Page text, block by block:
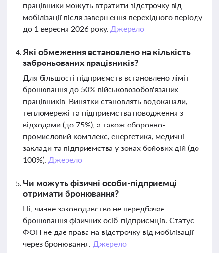
працівники можуть втратити відстрочку від
мобілізації після завершення перехідного періоду
до 1 вересня 2026 року. Джерело
Які обмеження встановлено на кількість
заброньованих працівників?
Для більшості підприємств встановлено ліміт
бронювання до 50% військовозобов'язаних
працівників. Винятки становлять водоканали,
тепломережі та підприємства поводження з
відходами (до 75%), а також оборонно-
промисловий комплекс, енергетика, медичні
заклади та підприємства у зонах бойових дій (до
100%). Джерело
Чи можуть фізичні особи-підприємці
отримати бронювання?
Ні, чинне законодавство не передбачає
бронювання фізичних осіб-підприємців. Статус
ФОП не дає права на відстрочку від мобілізації
через бронювання. Джерело